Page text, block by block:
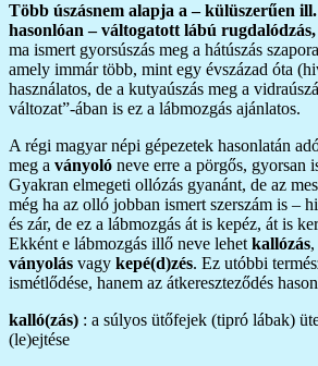
Több úszásnem alapja a – külüszerűen
hasonlóan – váltogatott lábú rugdalódzás,
ma ismert gyorsúszás meg a hátúszás
amely immár több, mint egy évszázad óta
használatos, de a kutyaúszás meg a
változat”-ában is ez a lábmozgás ajánlatos.
A régi magyar népi gépezetek hasonlatán
meg a ványoló neve erre a pörgős, gyorsan
Gyakran elmegeti ollózás gyanánt, de az
még ha az olló jobban ismert szerszám is –
és zár, de ez a lábmozgás át is kepéz, át is
Ekként e lábmozgás illő neve lehetkallózás,
ványolás vagy kepé(d)zés. Ez utóbbi
ismétlődése, hanem az átkereszteződés
kalló(zás) : a súlyos ütőfejek (tipró lábak)
(le)ejtése